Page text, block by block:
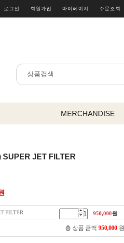
로그인 회원가입 마이페이지 주문조회
MERCHANDISE
SUPER JET FILTER
FILTER 950,000원
총 상품 금액 950,000 원